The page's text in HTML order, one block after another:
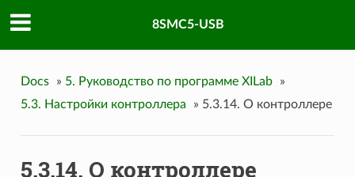
8SMC5-USB
Docs » 5. Руководство по программе XILab
»
5.3. Настройки контроллера
» 5.3.14. О контроллере
5.3.14. О контроллере